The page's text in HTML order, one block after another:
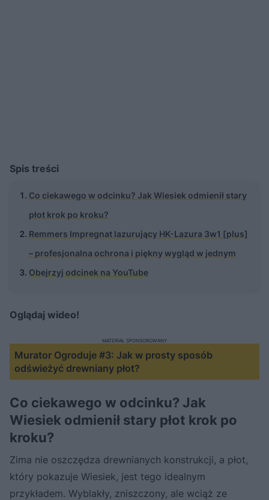
Spis treści
Co ciekawego w odcinku? Jak Wiesiek odmienił stary
płot krok po kroku?
Remmers Impregnat lazurujący HK-Lazura 3w1 [plus]
– profesjonalna ochrona i piękny wygląd w jednym
Obejrzyj odcinek na YouTube
Oglądaj wideo!
Murator Ogroduje #3: Jak w prosty sposób
odświeżyć drewniany płot?
MATERIAŁ SPONSOROWANY
Co ciekawego w odcinku? Jak
Wiesiek odmienił stary płot krok po
kroku?
Zima nie oszczędza drewnianych konstrukcji, a płot,
który pokazuje Wiesiek, jest tego idealnym
przykładem. Wyblakły, zniszczony, ale wciąż ze